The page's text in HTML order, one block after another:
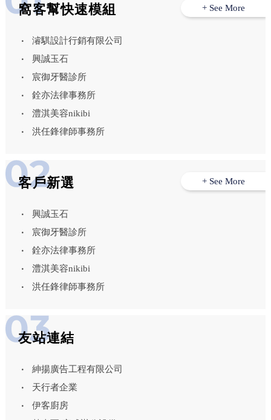
窩客幫快速模組
濬騏設計行銷有限公司
興誠玉石
宸御牙醫診所
銓亦法律事務所
澧淇美容nikibi
洪任鋒律師事務所
+ See More
客戶新選
興誠玉石
宸御牙醫診所
銓亦法律事務所
澧淇美容nikibi
洪任鋒律師事務所
+ See More
友站連結
紳揚廣告工程有限公司
天行者企業
伊客廚房